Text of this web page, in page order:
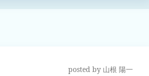
posted by 山根 陽一